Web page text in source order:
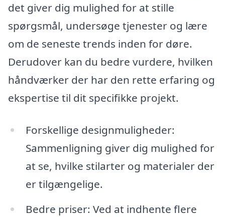
det giver dig mulighed for at stille
spørgsmål, undersøge tjenester og lære
om de seneste trends inden for døre.
Derudover kan du bedre vurdere, hvilken
håndværker der har den rette erfaring og
ekspertise til dit specifikke projekt.
Forskellige designmuligheder:
Sammenligning giver dig mulighed for
at se, hvilke stilarter og materialer der
er tilgængelige.
Bedre priser: Ved at indhente flere